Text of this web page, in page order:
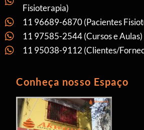
Fisioterapia)
11 96689-6870 (Pacientes
11 97585-2544 (Cursos e Aulas)
11 95038-9112 (Clientes/
Conheça nosso Espaço